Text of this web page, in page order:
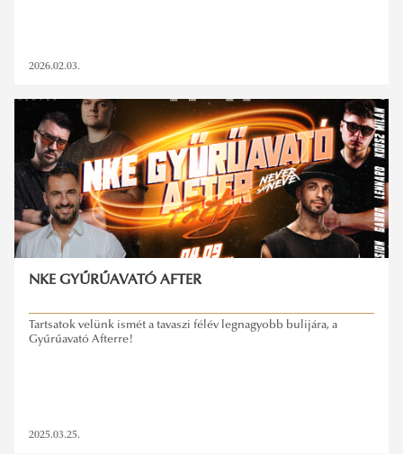
2026.02.03.
NKE GYŰRŰAVATÓ AFTER
Tartsatok velünk ismét a tavaszi félév legnagyobb bulijára, a
Gyűrűavató Afterre!
2025.03.25.